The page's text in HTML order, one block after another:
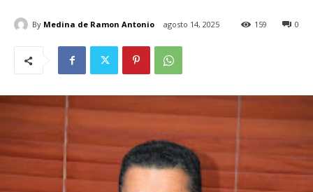
By Medina de Ramon Antonio agosto 14, 2025 0
159